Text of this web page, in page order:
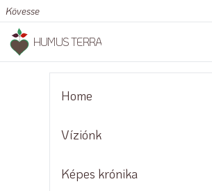
Kövesse
HUMUS TERRA
Home
Víziónk
Képes krónika